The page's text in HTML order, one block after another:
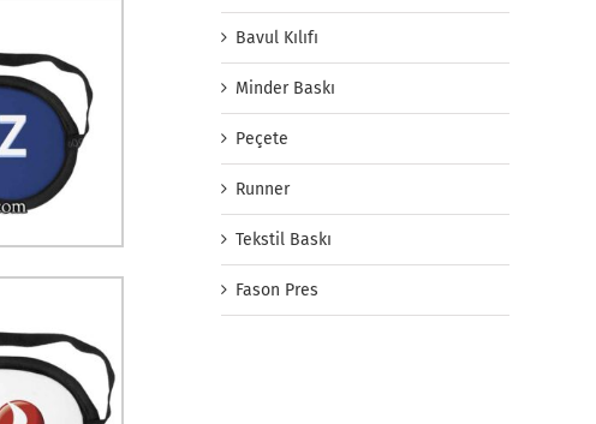
Bavul Kılıfı
Minder Baskı
Peçete
Runner
Tekstil Baskı
Fason Pres